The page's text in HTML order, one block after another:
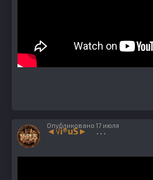
◄√i®uS► 1224
Опубликовано 17 июля